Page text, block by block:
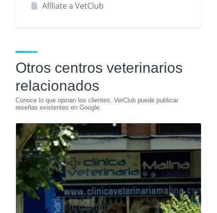
Afíliate a VetClub
Otros centros veterinarios
relacionados